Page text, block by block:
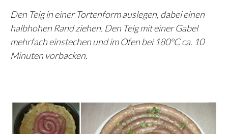
Den Teig in einer Tortenform auslegen, dabei einen
halbhohen Rand ziehen. Den Teig mit einer Gabel
mehrfach einstechen und im Ofen bei 180°C ca. 10
Minuten vorbacken.